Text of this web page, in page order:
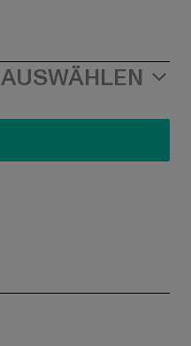
AUSWÄHLEN